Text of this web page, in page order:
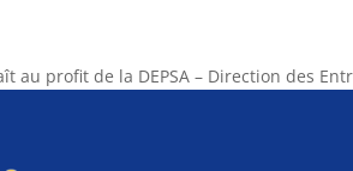
au profit de la DEPSA – Direction des